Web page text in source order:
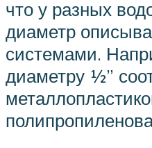
что у разных
диаметр
системами.
диаметру ½”